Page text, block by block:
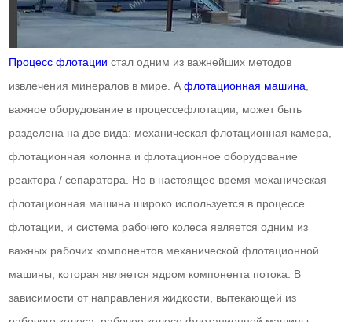
Процесс флотации стал одним из важнейших методов
извлечения минералов в мире. Афлотационная машина
важное оборудование в процессефлотации, может быть
разделена на две вида: механическая флотационная камера,
флотационная колонна и флотационное оборудование
реактора / сепаратора. Но в настоящее время механическая
флотационная машина широко используется в процессе
флотации, и система рабочего колеса является одним из
важных рабочих компонентов механической флотационной
машины, которая является ядром компонента потока. В
зависимости от направления жидкости, вытекающей из